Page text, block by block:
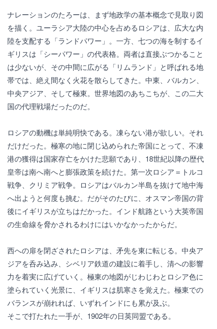
ナレーションのたろーは、まず地政学の基本概念で見取り図
を描く。ユーラシア大陸の中心を占めるロシアは、広大な内
陸を支配する「ランドパワー」。一方、七つの海を制するイ
ギリスは「シーパワー」の代表格。両者は直接ぶつかること
は少ないが、その中間に広がる「リムランド」と呼ばれる地
帯では、絶え間なく火花を散らしてきた。中東、バルカン、
中央アジア、そして極東。世界地図のあちこちが、この二大
国の代理戦場だったのだ。
ロシアの動機は単純明快である。凍らない港が欲しい。それ
だけだった。極寒の地に閉じ込められた帝国にとって、不凍
港の獲得は国家存亡をかけた悲願であり、18世紀以降の歴代
皇帝は南へ南へと膨張政策を続けた。第一次ロシア＝トルコ
戦争、クリミア戦争。ロシアはバルカン半島を抜けて地中海
へ出ようと何度も挑む。だがそのたびに、オスマン帝国の背
後にイギリスが立ちはだかった。インド航路という大英帝国
の生命線を脅かされるわけにはいかなかったからだ。
西への扉を閉ざされたロシアは、矛先を東に転じる。中央ア
ジアを呑み込み、シベリア鉄道の建設に着手し、清への影響
力を着実に広げていく。極東の地図がじわじわとロシア色に
塗られていく光景に、イギリスは肌寒さを覚えた。極東での
バランスが崩れれば、いずれインドにも累が及ぶ。
そこで打たれた一手が、1902年の日英同盟である。